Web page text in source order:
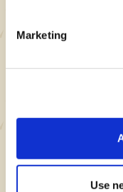
Marketing
Use
定する期限以
選は取消となり
『モンスター
のでご注意く
ダイレクトメ